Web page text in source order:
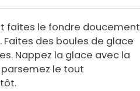
faites le fondre doucement
des boules de glace
Nappez la glace avec la
le tout